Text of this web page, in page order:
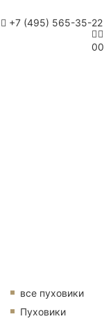
+7 (495) 565-35-22
00
все пуховики
Пуховики